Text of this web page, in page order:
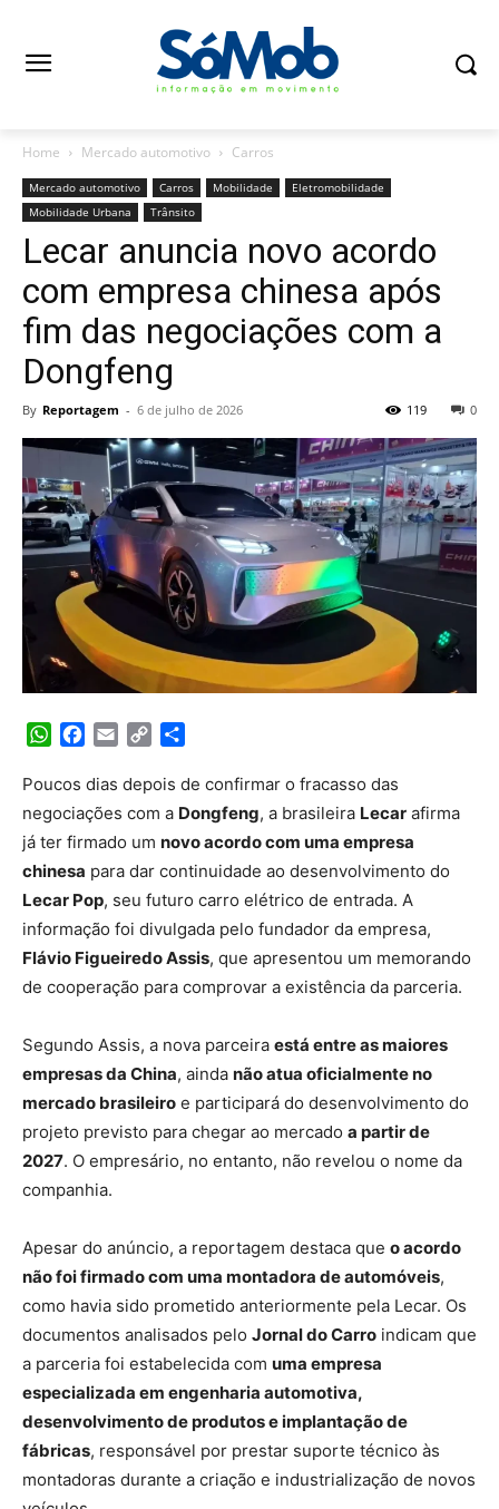
Home Mercado automotivo Carros
Mercado automotivo Carros Mobilidade
Eletromobilidade
Mobilidade Urbana
Trânsito
Lecar anuncia novo acordo
com empresa chinesa após
fim das negociações com a
Dongfeng
By Reportagem - 6 de julho de 2026 0
119
WhatsApp
Facebook
Email Copy
Poucos dias depois de confirmar o fracasso das
negociações com a Dongfeng, a brasileira Lecar afirma
já ter firmado um novo acordo com uma empresa
chinesa para dar continuidade ao desenvolvimento do
Lecar Pop, seu futuro carro elétrico de entrada. A
informação foi divulgada pelo fundador da empresa,
Flávio Figueiredo Assis, que apresentou um memorando
de cooperação para comprovar a existência da parceria.
Segundo Assis, a nova parceira está entre as maiores
empresas da China, ainda não atua oficialmente no
mercado brasileiro e participará do desenvolvimento do
projeto previsto para chegar ao mercado a partir de
2027. O empresário, no entanto, não revelou o nome da
companhia.
Apesar do anúncio, a reportagem destaca que o acordo
não foi firmado com uma montadora de automóveis,
como havia sido prometido anteriormente pela Lecar. Os
documentos analisados pelo Jornal do Carro indicam que
a parceria foi estabelecida com uma empresa
especializada em engenharia automotiva,
desenvolvimento de produtos e implantação de
fábricas, responsável por prestar suporte técnico às
montadoras durante a criação e industrialização de novos